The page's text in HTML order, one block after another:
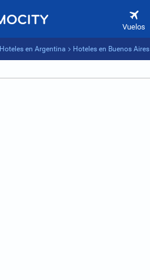
Vuelos
Hoteles en Argentina Hoteles en Buenos Aires